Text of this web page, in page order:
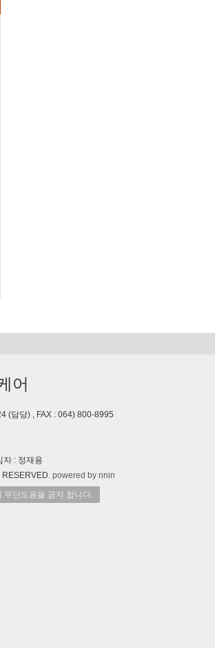
어
(담당) , FAX : 064) 800-8995
: 정재용
RESERVED. powered by nnin
무단도용을 금지 합니다.